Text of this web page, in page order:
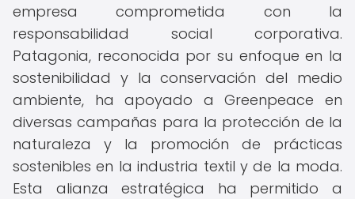
empresa comprometida con la
responsabilidad social corporativa.
Patagonia, reconocida por su enfoque en la
sostenibilidad y la conservación del medio
ambiente, ha apoyado a Greenpeace en
diversas campañas para la protección de la
naturaleza y la promoción de prácticas
sostenibles en la industria textil y de la moda.
Esta alianza estratégica ha permitido a